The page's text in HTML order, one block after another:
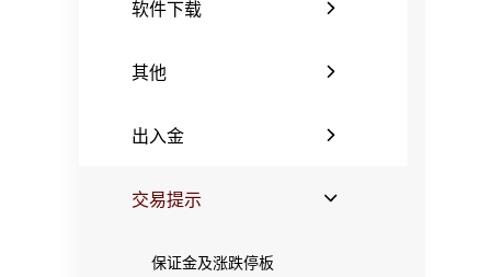
软件下载
其他
出入金
交易提示
保证金及涨跌停板